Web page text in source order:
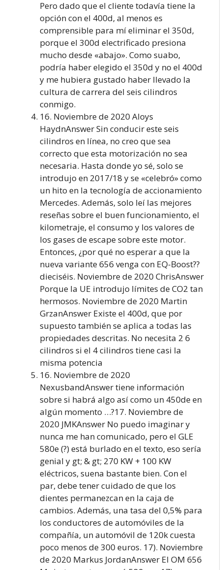
Pero dado que el cliente todavía tiene la
opción con el 400d, al menos es
comprensible para mí eliminar el 350d,
porque el 300d electrificado presiona
mucho desde «abajo». Como suabo,
podría haber elegido el 350d y no el 400d
y me hubiera gustado haber llevado la
cultura de carrera del seis cilindros
conmigo.
16. Noviembre de 2020 Aloys
HaydnAnswer Sin conducir este seis
cilindros en línea, no creo que sea
correcto que esta motorización no sea
necesaria. Hasta donde yo sé, solo se
introdujo en 2017/18 y se «celebró» como
un hito en la tecnología de accionamiento
Mercedes. Además, solo leí las mejores
reseñas sobre el buen funcionamiento, el
kilometraje, el consumo y los valores de
los gases de escape sobre este motor.
Entonces, ¿por qué no esperar a que la
nueva variante 656 venga con EQ-Boost??
dieciséis. Noviembre de 2020 ChrisAnswer
Porque la UE introdujo límites de CO2 tan
hermosos. Noviembre de 2020 Martin
GrzanAnswer Existe el 400d, que por
supuesto también se aplica a todas las
propiedades descritas. No necesita 2 6
cilindros si el 4 cilindros tiene casi la
misma potencia
16. Noviembre de 2020
NexusbandAnswer tiene información
sobre si habrá algo así como un 450de en
algún momento …?17. Noviembre de
2020 JMKAnswer No puedo imaginar y
nunca me han comunicado, pero el GLE
580e (?) está burlado en el texto, eso sería
genial y gt; & gt; 270 KW + 100 KW
eléctricos, suena bastante bien. Con el
par, debe tener cuidado de que los
dientes permanezcan en la caja de
cambios. Además, una tasa del 0,5% para
los conductores de automóviles de la
compañía, un automóvil de 120k cuesta
poco menos de 300 euros. 17). Noviembre
de 2020 Markus JordanAnswer El OM 656